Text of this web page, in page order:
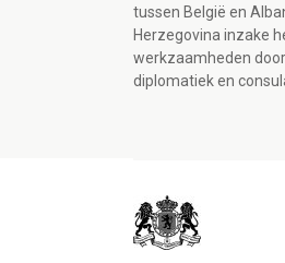
tussen België en
Herzegovina inzake
werkzaamheden
diplomatiek en